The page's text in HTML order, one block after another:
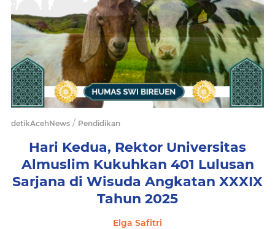
detikAcehNews / Pendidikan
Hari Kedua, Rektor Universitas
Almuslim Kukuhkan 401 Lulusan
Sarjana di Wisuda Angkatan XXXIX
Tahun 2025
Elga Safitri